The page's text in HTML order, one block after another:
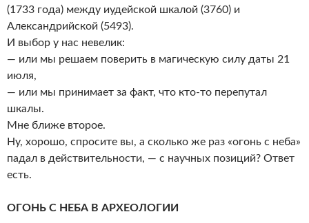
(1733 года) между иудейской шкалой (3760) и
Александрийской (5493).
И выбор у нас невелик:
— или мы решаем поверить в магическую силу даты 21
июля,
— или мы принимает за факт, что кто-то перепутал
шкалы.
Мне ближе второе.
Ну, хорошо, спросите вы, а сколько же раз «огонь с неба»
падал в действительности, — с научных позиций? Ответ
есть.
ОГОНЬ С НЕБА В АРХЕОЛОГИИ